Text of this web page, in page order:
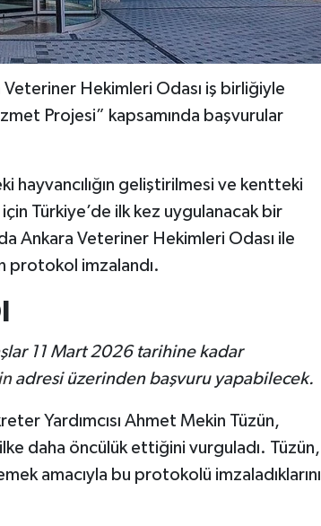
Hekimleri Odası iş birliğiyle
Projesi” kapsamında başvurular
hayvancılığın geliştirilmesi ve kentteki
Türkiye’de ilk kez uygulanacak bir
Ankara Veteriner Hekimleri Odası ile
protokol imzalandı.
11 Mart 2026 tarihine kadar
adresi üzerinden başvuru yapabilecek.
Yardımcısı Ahmet Mekin Tüzün,
daha öncülük ettiğini vurguladı. Tüzün,
amacıyla bu protokolü imzaladıklarını